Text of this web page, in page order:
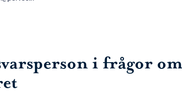
i frågor om